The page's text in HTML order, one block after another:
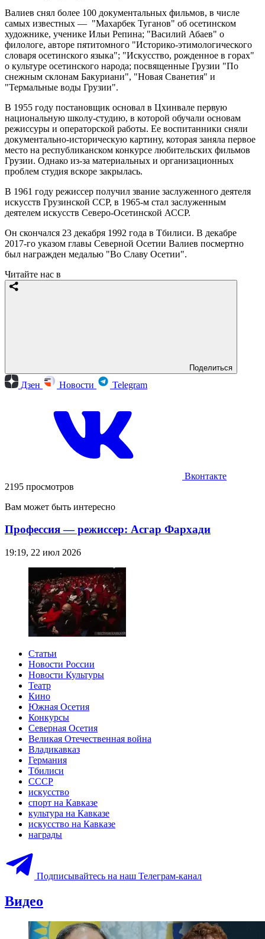
Валиев снял более 100 документальных фильмов, в числе
самых известных — "Махарбек Туганов" об осетинском
художнике, ученике Ильи Репина; "Василий Абаев" о
филологе, авторе пятитомного "Историко-этимологического
словаря осетинского языка"; "Искусство, рожденное в горах"
о культуре осетинского народа; посвященные Грузии "По
снежным склонам Бакуриани", "Новая Сванетия" и
"Термальные воды Грузии".
В 1955 году постановщик основал в Цхинвале первую
национальную школу-студию, в которой обучали основам
режиссуры и операторской работы. Ее воспитанники сняли
документально-историческую картину, которая заняла первое
место на республиканском конкурсе любительских фильмов
Грузии. Однако из-за материальных и организационных
проблем студия вскоре закрылась.
В 1961 году режиссер получил звание заслуженного деятеля
искусств Грузинской ССР, в 1965-м стал заслуженным
деятелем искусств Северо-Осетинской АССР.
Он скончался 23 декабря 1992 года в Тбилиси. В декабре
2017-го указом главы Северной Осетии Валиев посмертно
был награжден медалью "Во Славу Осетии".
Читайте нас в
Поделиться
Дзен Новости Telegram
Вконтакте
2195 просмотров
Вам может быть интересно
Профессия — режиссер: Асгар Фархади
19:19, 22 июл 2026
Статьи
Новости России
Новости Культуры
Театр
Кино
Южная Осетия
Конкурсы
Северная Осетия
Великая Отечественная война
Владикавказ
Германия
Тбилиси
СССР
искусство
спорт на Кавказе
культура на Кавказе
искусство на Кавказе
награды
Подписывайтесь на наш Телеграм-канал
Видео